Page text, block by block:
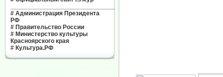
# Администрация Президента
РФ
# Правительство России
# Министерство культуры
Красноярского края
# Культура.РФ